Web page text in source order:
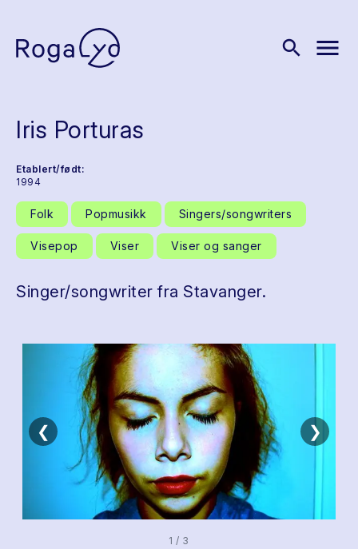
search menu
Iris Porturas
Etablert/født:
1994
Folk Popmusikk Singers/songwriters
Visepop Viser Viser og sanger
Singer/songwriter fra Stavanger.
❮ ❯
1 / 3